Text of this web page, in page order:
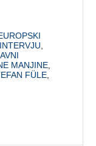
INTERVJU
MANJINE
FÜLE